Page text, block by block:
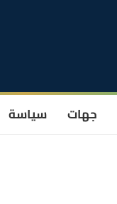
جهات سياسة